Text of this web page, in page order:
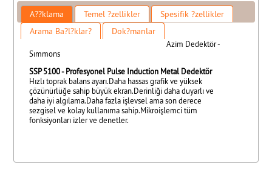
A??klama Temel ?zellikler
Spesifik ?zellikler
Arama Ba?l?klar?
Dok?manlar
Azim Dedektör -
Sımmons
SSP 5100 - Profesyonel Pulse Induction Metal Dedektör
Hızlı toprak balans ayarı.Daha hassas grafik ve yüksek
çözünürlüğe sahip büyük ekran.Derinliği daha duyarlı ve
daha iyi algılama.Daha fazla işlevsel ama son derece
sezgisel ve kolay kullanıma sahip.Mikroişlemci tüm
fonksiyonları izler ve denetler.